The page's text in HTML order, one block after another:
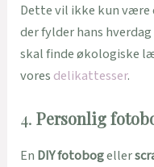
Dette vil ikke kun være
der fylder hans
skal finde økologiske
vores delikattesser.
4.Personlig
En DIY fotobogeller